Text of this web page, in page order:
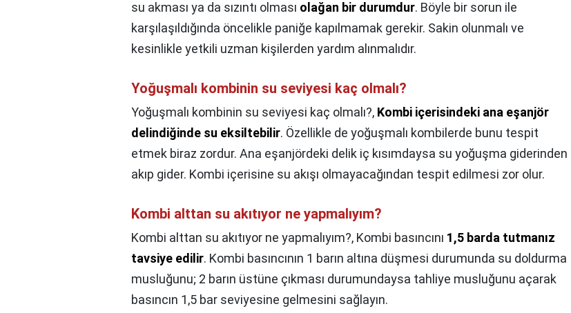
su akması ya da sızıntı olması olağan bir durumdur. Böyle bir sorun ile
karşılaşıldığında öncelikle paniğe kapılmamak gerekir. Sakin olunmalı ve
kesinlikle yetkili uzman kişilerden yardım alınmalıdır.
Yoğuşmalı kombinin su seviyesi kaç olmalı?
Yoğuşmalı kombinin su seviyesi kaç olmalı?, Kombi içerisindeki ana eşanjör
delindiğinde su eksiltebilir. Özellikle de yoğuşmalı kombilerde bunu tespit
etmek biraz zordur. Ana eşanjördeki delik iç kısımdaysa su yoğuşma giderinden
akıp gider. Kombi içerisine su akışı olmayacağından tespit edilmesi zor olur.
Kombi alttan su akıtıyor ne yapmalıyım?
Kombi alttan su akıtıyor ne yapmalıyım?, Kombi basıncını 1,5 barda tutmanız
tavsiye edilir. Kombi basıncının 1 barın altına düşmesi durumunda su doldurma
musluğunu; 2 barın üstüne çıkması durumundaysa tahliye musluğunu açarak
basıncın 1,5 bar seviyesine gelmesini sağlayın.